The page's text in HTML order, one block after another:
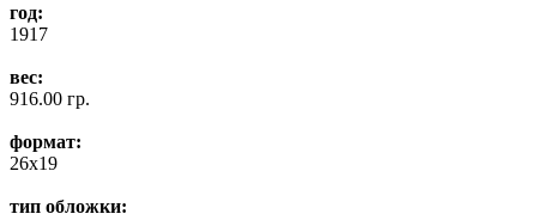
год:
1917
вес:
916.00 гр.
формат:
26x19
тип обложки: